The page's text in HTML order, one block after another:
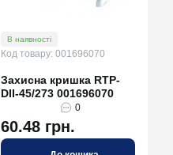
В наявності
Код товару: 001696070
Захисна кришка RTP-
DII-45/273 001696070
0
60.48 грн.